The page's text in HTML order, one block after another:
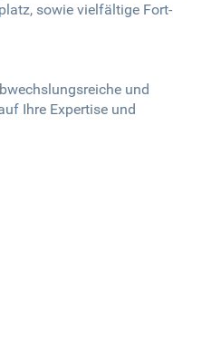
sowie vielfältige Fort-
und
Ihre Expertise und